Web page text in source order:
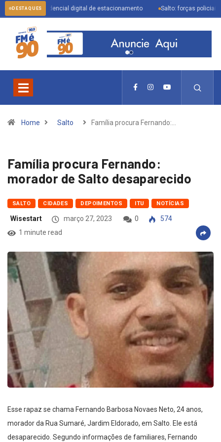
DESTAQUES
credencial digital de estacionamento Salto: forças policiais se
Home Salto Família procura Fernando:…
Família procura Fernando:
morador de Salto desaparecido
SALTO CIDADES DEPOIMENTOS ITU NOTÍCIAS
Wisestart março 27, 2023 0
574
1 minute read
Esse rapaz se chama Fernando Barbosa Novaes Neto, 24 anos,
morador da Rua Sumaré, Jardim Eldorado, em Salto. Ele está
desaparecido. Segundo informações de familiares, Fernando